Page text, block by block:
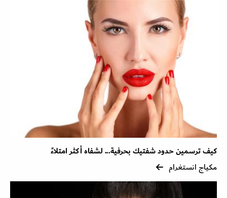
كيف ترسمين حدود شفتيك بحرفية... لشفاه أكثر امتلاءً
مكياج انستغرام